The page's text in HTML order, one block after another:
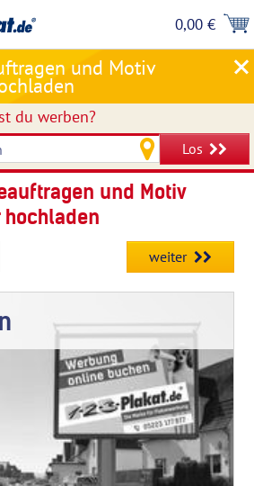
0,00 €
und Motiv
du werben?
Los
und Motiv
weiter